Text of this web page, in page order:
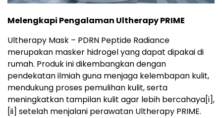
Melengkapi Pengalaman Ultherapy PRIME
Ultherapy Mask – PDRN Peptide Radiance
merupakan masker hidrogel yang dapat dipakai di
rumah. Produk ini dikembangkan dengan
pendekatan ilmiah guna menjaga kelembapan kulit,
mendukung proses pemulihan kulit, serta
meningkatkan tampilan kulit agar lebih bercahaya[i],
[ii] setelah menjalani perawatan Ultherapy PRIME.